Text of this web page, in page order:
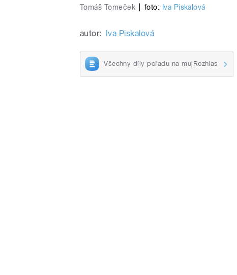
Tomáš Tomeček foto: Iva Piskalová
autor: Iva Piskalová
Všechny díly pořadu na mujRozhlas